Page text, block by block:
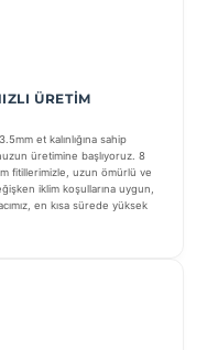
ÜRETIM
et kalınlığına sahip
üretimine başlıyoruz. 8
fitillerimizle, uzun ömürlü ve
iklim koşullarına uygun,
en kısa sürede yüksek